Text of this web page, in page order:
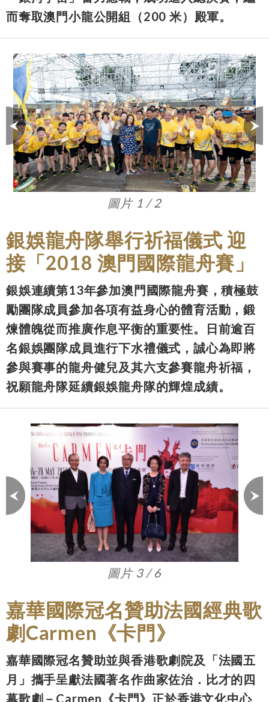
而奪取澳門小龍公開組（200 米）殿軍。
圖片 1 / 2
銀娛龍舟隊舉行祈福儀式 迎
接「2018 澳門國際龍舟賽」
銀娛連續第13年參加澳門國際龍舟賽，積極鼓
勵團隊成員參加各項有益身心的體育活動，鍛
煉體魄從而推廣作息平衡的重要性。日前逾百
名銀娛團隊成員進行下水禮儀式，誠心為即將
參與賽事的龍舟健兒及其六支參賽龍舟祈福，
祝願龍舟隊延續銀娛龍舟隊的輝煌成績。
圖片 3 / 6
嘉華國際冠名贊助法國經典歌
劇Carmen《卡門》
嘉華國際冠名贊助並與香港歌劇院及「法國五
月」攜手呈獻法國著名作曲家佐治．比才的四
幕歌劇－Carmen《卡門》正於香港文化中心